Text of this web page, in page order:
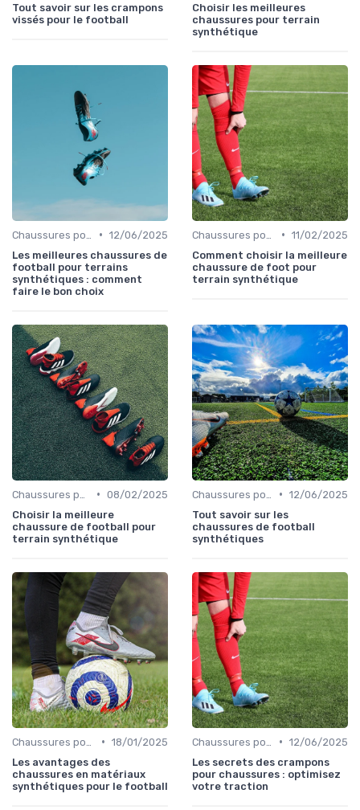
Tout savoir sur les crampons
vissés pour le football
Choisir les meilleures
chaussures pour terrain
synthétique
• 12/06/2025
Les meilleures chaussures de
football pour terrains
synthétiques : comment
faire le bon choix
• 11/02/2025
Comment choisir la meilleure
chaussure de foot pour
terrain synthétique
• 08/02/2025
Choisir la meilleure
chaussure de football pour
terrain synthétique
• 12/06/2025
Tout savoir sur les
chaussures de football
synthétiques
• 18/01/2025
Les avantages des
chaussures en matériaux
synthétiques pour le football
• 12/06/2025
Les secrets des crampons
pour chaussures : optimisez
votre traction